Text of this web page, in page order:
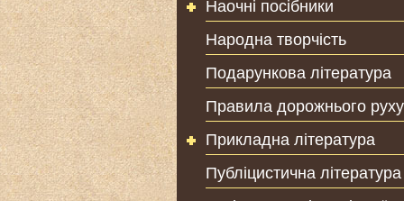
Наочні посібники
Народна творчість
Подарункова література
Правила дорожнього руху
Прикладна література
Публіцистична література